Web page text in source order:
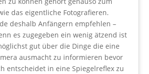
das eigentliche Fotografieren.
deshalb Anfängern empfehlen –
es zugegeben ein wenig ätzend ist
gut über die Dinge die eine
ausmacht zu informieren bevor
entscheidet in eine Spiegelreflex zu